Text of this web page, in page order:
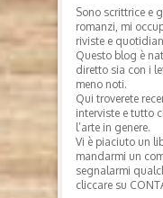
Sono scrittrice e
romanzi, mi
riviste e
Questo blog è
diretto sia con i
meno noti.
Qui troverete
interviste e tutto
l’arte in genere.
Vi è piaciuto un
mandarmi un
segnalarmi
cliccare su